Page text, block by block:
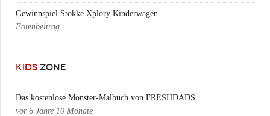
Gewinnspiel Stokke Xplory Kinderwagen
Forenbeitrag
KIDS ZONE
Das kostenlose Monster-Malbuch von FRESHDADS
vor 6 Jahre 10 Monate